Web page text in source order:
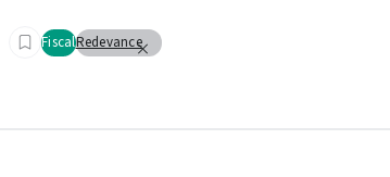
FiscalRedevance